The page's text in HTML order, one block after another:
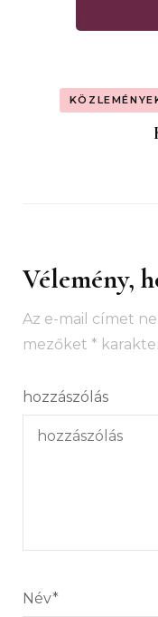
Vélemény,
Az e-mail címet
mezőket *
hozzászólás
Név*